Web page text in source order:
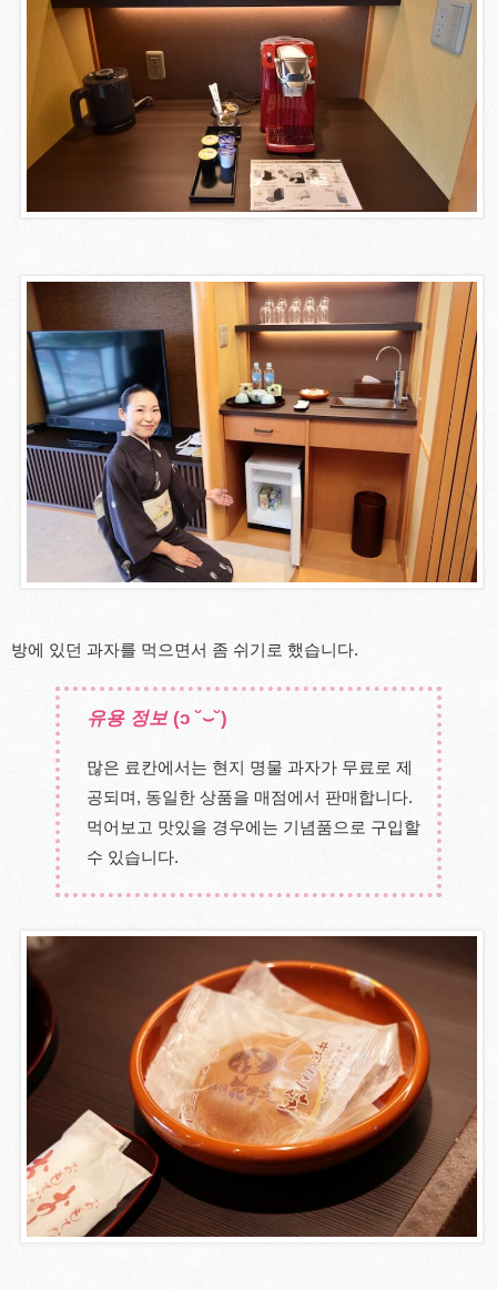
방에 있던 과자를 먹으면서 좀 쉬기로 했습니다.
유용 정보 (ɔ ˘⌣˘)
많은 료칸에서는 현지 명물 과자가 무료로 제
공되며, 동일한 상품을 매점에서 판매합니다.
먹어보고 맛있을 경우에는 기념품으로 구입할
수 있습니다.